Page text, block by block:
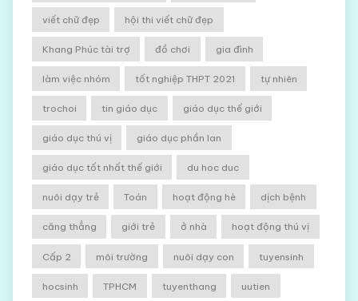
viết chữ đẹp hội thi viết chữ đẹp
Khang Phúc tài trợ đồ chơi gia đình
làm việc nhóm tốt nghiệp THPT 2021 tự nhiên
trochoi tin giáo dục giáo dục thế giới
giáo dục thú vị giáo dục phần lan
giáo dục tốt nhất thế giới du hoc duc
nuôi dạy trẻ Toán hoạt động hè dịch bệnh
căng thẳng giới trẻ ở nhà hoạt động thú vị
Cấp 2 môi trường nuôi dạy con tuyensinh
hocsinh TPHCM tuyenthang uutien